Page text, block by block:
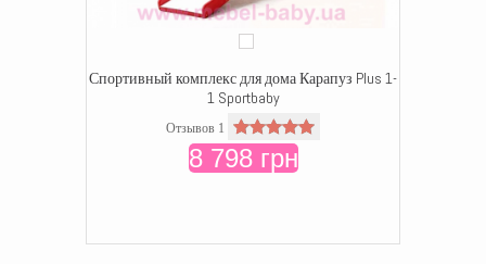
Спортивный комплекс для дома Карапуз Plus 1-
1 Sportbaby
Отзывов 1
8 798 грн